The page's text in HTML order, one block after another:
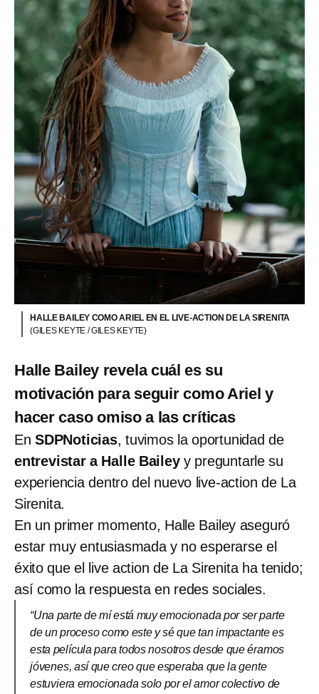
HALLE BAILEY COMO ARIEL EN EL LIVE-ACTION DE LA SIRENITA
(GILES KEYTE / GILES KEYTE)
Halle Bailey revela cuál es su
motivación para seguir como Ariel y
hacer caso omiso a las críticas
En SDPNoticias, tuvimos la oportunidad de
entrevistar a Halle Baileyy preguntarle su
experiencia dentro del nuevo live-action de La
Sirenita.
En un primer momento, Halle Bailey aseguró
estar muy entusiasmada y no esperarse el
éxito que el live action de La Sirenita ha tenido;
así como la respuesta en redes sociales.
“Una parte de mí está muy emocionada por ser parte
de un proceso como este y sé que tan impactante es
esta película para todos nosotros desde que éramos
jóvenes, así que creo que esperaba que la gente
estuviera emocionada solo por el amor colectivo de